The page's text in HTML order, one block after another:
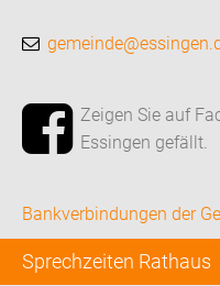
Zeigen Sie auf
Essingen gefällt.
Bankverbindungen der
Sprechzeiten Rathaus